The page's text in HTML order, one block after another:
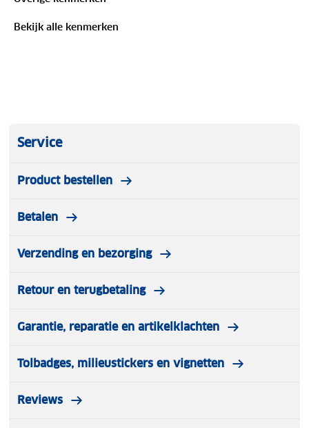
95%biologisch katoen
Bekijk alle kenmerken
Service
Product bestellen
Betalen
Verzending en bezorging
Retour en terugbetaling
Garantie, reparatie en artikelklachten
Tolbadges, milieustickers en vignetten
Reviews